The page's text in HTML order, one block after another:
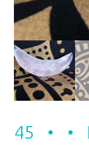
45 • •